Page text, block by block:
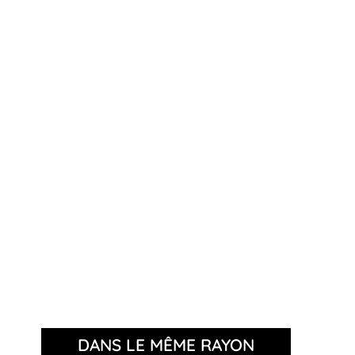
DANS LE MÊME RAYON